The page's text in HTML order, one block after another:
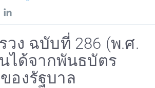
WhatsApp
วง ฉบับที่ 286 (พ.ศ.
นได้จากพันธบัตร
องรัฐบาล